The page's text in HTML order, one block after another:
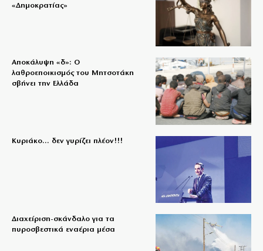
«Δημοκρατίας»
Αποκάλυψη «δ»: Ο
λαθροεποικισμός του Μητσοτάκη
σβήνει την Ελλάδα
Κυριάκο… δεν γυρίζει πλέον!!!
Διαχείριση-σκάνδαλο για τα
πυροσβεστικά εναέρια μέσα